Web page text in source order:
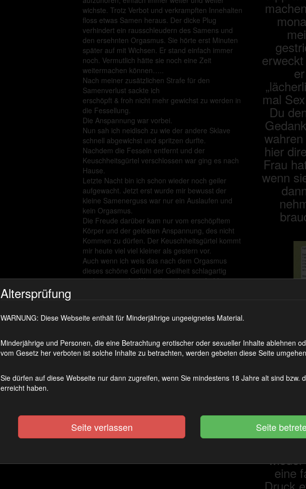
wichste. Trotz Verbot und verkrampften Innehalten
floss etwas Samen heraus. Der dicke Plug
verhindert ein rausschleudern des Samens und
den ersehnten Orgasmus. Sie hörte erst Minuten
später auf mit Wichsen. Er stand einfach immer
noch. Vermutlich hätte sie noch eine Zeit
weitermachen können…..
Nach meiner zusätzlichen Strafe für den
Samenverlust sackte ich
erschöpft & froh nicht mehr gewichst zu werden in
die Fessellung.
Die Anspannung war vorbei.
Nun sah ich neidisch zu wie der andere Sklave
schnell abgewichst und spritzen durfte.
Nachdem die Fesseln entfernt und der
Keuschheitsgürtel verschlossen war ging es nach
Hause.
Letzte Nacht bin ich schon wieder noch geiler
aufgewacht. Jetzt erst wurde mir bewusst der
kleine Samenerguss war nur ein Auslaufen und
kein Orgasmus.
Die Freude darüber kam nur vom erschöpftem
Körper und der gelösten Anspannung, des nicht
Kommen zu dürfen. Der Keuschheitsgürtel kommt
mir heute viel viel kleiner als gestern vor.
Auch wenn ich weis das nach dem Orgasmus
dieses schöne Gefühl der Geilheit schlagartig
endet, nimmt der Wunsch nach einem baldigem,
mal
Du
hier
Frau
wenn
Sein
war
eine
Altersprüfung
WARNUNG: Diese Webseite enthält für Minderjährige ungeeignetes Material.
Minderjährige und Personen, die eine Betrachtung erotischer oder sexueller Inhalte ablehnen
vom Gesetz her verboten ist solche Inhalte zu betrachten, werden gebeten diese Seite
Sie dürfen auf diese Webseite nur dann zugreifen, wenn Sie mindestens 18 Jahre alt sind bzw.
erreicht haben.
Seite verlassen